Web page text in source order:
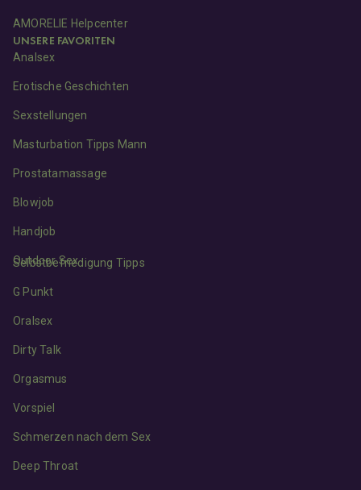
AMORELIE Helpcenter
UNSERE FAVORITEN
Analsex
Erotische Geschichten
Sexstellungen
Masturbation Tipps Mann
Prostatamassage
Blowjob
Handjob
Outdoor Sex
Selbstbefriedigung Tipps
G Punkt
Oralsex
Dirty Talk
Orgasmus
Vorspiel
Schmerzen nach dem Sex
Deep Throat